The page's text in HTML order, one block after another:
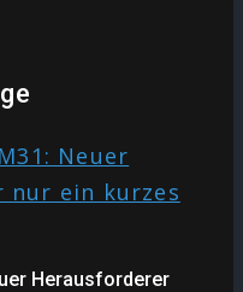
Herausforderer